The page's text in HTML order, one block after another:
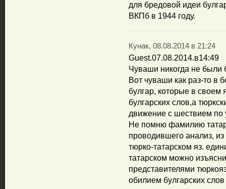
для бредовой идеи
ВКПб в 1944 году.
Кунак, 08.08.2014 в 21:24
Guest.07.08.2014.в14:49
Чуваши никогда не были
Вот чуваши как раз-то в
булгар, которые в своем
булгарских слов,а
движение с шествием по
Не помню фамилию
проводившего анализ,
тюрко-татарском яз.
татарском можно
представителями
обилием булгарских